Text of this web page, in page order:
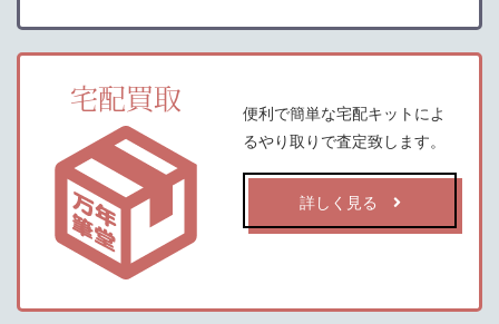
宅配買取
便利で簡単な宅配キットによ
るやり取りで査定致します。
詳しく見る